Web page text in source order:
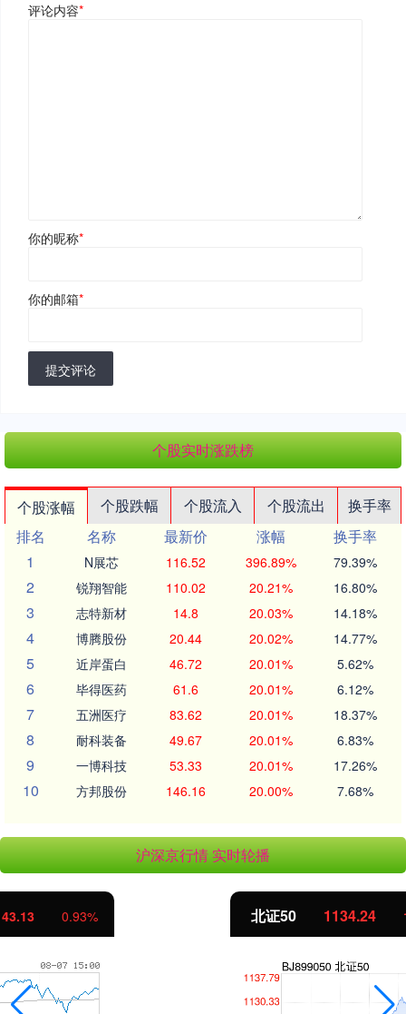
评论内容*
你的昵称*
你的邮箱*
提交评论
个股实时涨跌榜
个股涨幅 个股跌幅 个股流入 个股流出
换手率
排名
名称 最新价 涨幅
换手率
1
N展芯 116.52 396.89% 79.39%
2 锐翔智能 110.02 20.21% 16.80%
3 志特新材 14.8 20.03% 14.18%
4 博腾股份 20.44 20.02% 14.77%
5 近岸蛋白 46.72 20.01% 5.62%
6 毕得医药 61.6 20.01% 6.12%
7 五洲医疗 83.62 20.01% 18.37%
8 耐科装备 49.67 20.01% 6.83%
9 一博科技 53.33 20.01% 17.26%
10 方邦股份 146.16 20.00% 7.68%
沪深京行情 实时轮播
北证50 11.37 1.01%